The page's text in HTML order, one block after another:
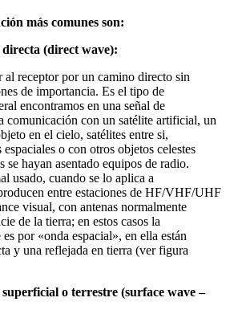
más comunes son:
(direct wave):
al receptor por un camino directo sin
de importancia. Es el tipo de
encontramos en una señal de
con un satélite artificial, un
en el cielo, satélites entre si,
o con otros objetos celestes
se hayan asentado equipos de radio.
usado, cuando se lo aplica a
entre estaciones de HF/VHF/UHF
visual, con antenas normalmente
de la tierra; en estos casos la
por «onda espacial», en ella están
y una reflejada en tierra (ver figura
o terrestre (surface wave –